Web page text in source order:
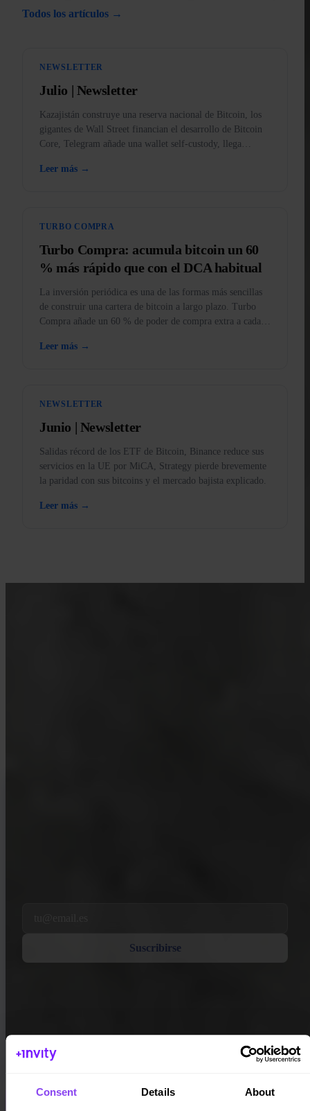
Consent Details About
Todos los artículos →
NEWSLETTER
Julio | Newsletter
Kazajistán construye una reserva nacional de Bitcoin, los
gigantes de Wall Street financian el desarrollo de Bitcoin
Core, Telegram añade una wallet self-custody, llega
Leer más →
TURBO COMPRA
Turbo Compra: acumula bitcoin un 60
% más rápido que con el DCA habitual
La inversión periódica es una de las formas más sencillas
de construir una cartera de bitcoin a largo plazo. Turbo
Compra añade un 60 % de poder de compra extra a cada
Leer más →
NEWSLETTER
Junio | Newsletter
Salidas récord de los ETF de Bitcoin, Binance reduce sus
servicios en la UE por MiCA, Strategy pierde brevemente
la paridad con sus bitcoins y el mercado bajista explicado.
Leer más →
Suscribirse